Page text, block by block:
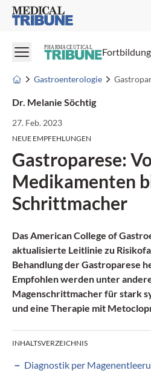
Medical Tribune
PHARMACEUTICAL Fortbildung
Gastroenterologie
Dr. Melanie Söchtig
27. Feb. 2023
NEUE EMPFEHLUNGEN
Gastroparese:
Medikamenten
Schrittmacher
Das American College of
aktualisierte Leitlinie zu
Behandlung der Gastroparese
Empfohlen werden unter
Magenschrittmacher für stark
und eine Therapie mit
INHALTSVERZEICHNIS
Diagnostik per